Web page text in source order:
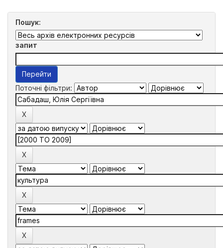
Пошук:
запит
Поточні фільтри: